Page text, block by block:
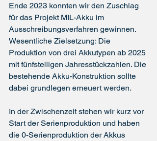
Ende 2023 konnten wir den Zuschlag
für das Projekt MIL-Akku im
Ausschreibungsverfahren gewinnen.
Wesentliche Zielsetzung: Die
Produktion von drei Akkutypen ab 2025
mit fünfstelligen Jahresstückzahlen. Die
bestehende Akku-Konstruktion sollte
dabei grundlegen erneuert werden.
In der Zwischenzeit stehen wir kurz vor
Start der Serienproduktion und haben
die 0-Serienproduktion der Akkus